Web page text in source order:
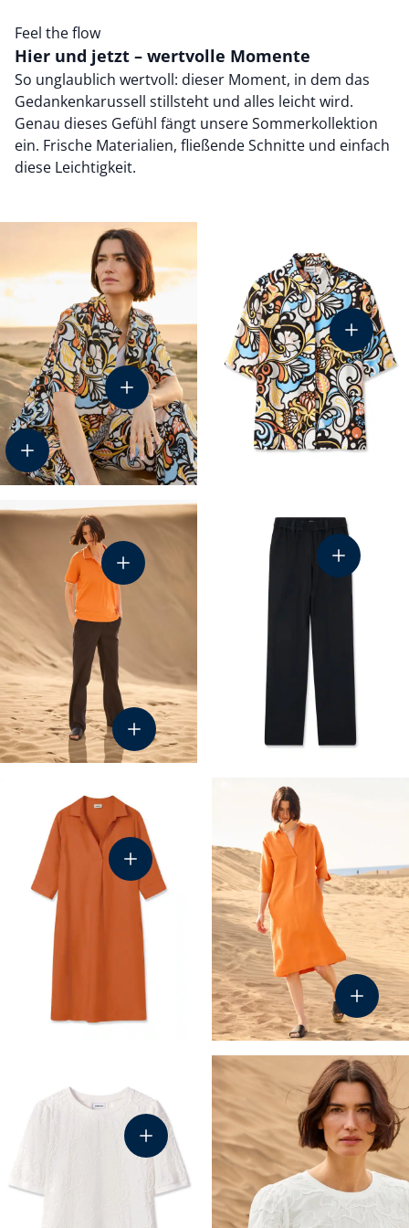
Feel the flow
Hier und jetzt – wertvolle Momente
So unglaublich wertvoll: dieser Moment, in dem das
Gedankenkarussell stillsteht und alles leicht wird.
Genau dieses Gefühl fängt unsere Sommerkollektion
ein. Frische Materialien, fließende Schnitte und einfach
diese Leichtigkeit.
44-8209
43-5980
51-
43-6227
45-1207
44-8132
44-5639
45-
51-3550